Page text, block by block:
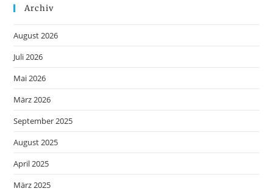
Archiv
August 2026
Juli 2026
Mai 2026
März 2026
September 2025
August 2025
April 2025
März 2025